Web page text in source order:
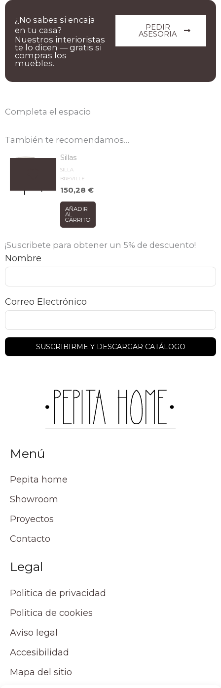
PEDIR
ASESORIA
¿No sabes si encaja
en tu casa?
Nuestros interioristas
te lo dicen — gratis si
compras los
muebles.
Completa el espacio
También te recomendamos…
Sillas
SILLA
BREVILLE
150,28€
AÑADIR
AL
CARRITO
¡Suscribete para obtener un 5% de descuento!
Nombre
Correo Electrónico
Menú
Pepita home
Showroom
Proyectos
Contacto
Legal
Politica de privacidad
Politica de cookies
Aviso legal
Accesibilidad
Mapa del sitio